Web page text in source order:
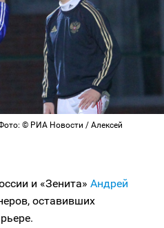
© РИА Новости / Алексей
и «Зенита» Андрей
оставивших